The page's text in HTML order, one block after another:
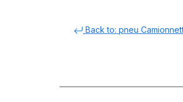
Back to: pneu